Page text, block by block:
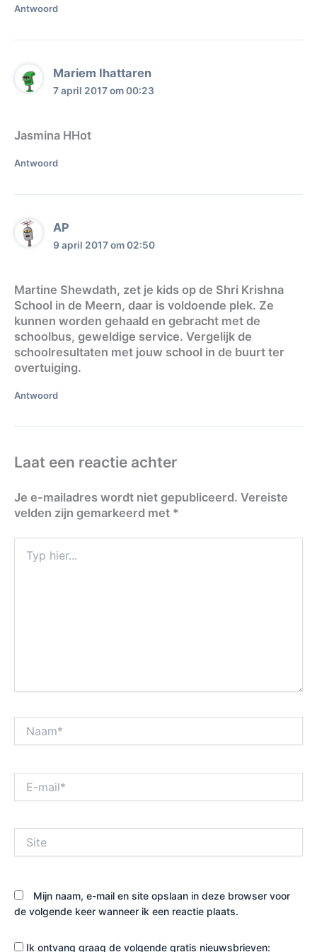
Antwoord
Mariem Ihattaren
7 april 2017 om 00:23
Jasmina HHot
Antwoord
AP
9 april 2017 om 02:50
Martine Shewdath, zet je kids op de Shri Krishna
School in de Meern, daar is voldoende plek. Ze
kunnen worden gehaald en gebracht met de
schoolbus, geweldige service. Vergelijk de
schoolresultaten met jouw school in de buurt ter
overtuiging.
Antwoord
Laat een reactie achter
Je e-mailadres wordt niet gepubliceerd. Vereiste
velden zijn gemarkeerd met *
hier...
mail*
Mijn naam, e-mail en site opslaan in deze browser voor
de volgende keer wanneer ik een reactie plaats.
Ik ontvang graag de volgende gratis nieuwsbrieven: